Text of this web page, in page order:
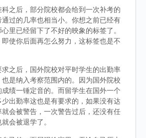
之后，部分院校都会给到一次补考的
过的几率也相当小。你想之前已经有
里已经留下了不好的映象的标签了。
使你后面再怎么努力，这标签也是不
求之后，国外院校对平时学生的出勤率
是纳入考察范围内的。因为国外院校
绩一锤定音的。而留学生在国外一个
出勤率这也是有要求的，如果没有达
会被警告，一次警告过后，还没有任
会被退学了。